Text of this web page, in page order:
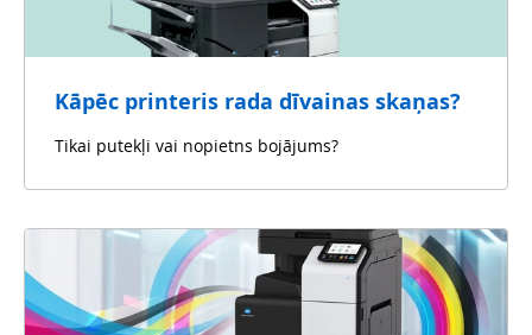
Kāpēc printeris rada dīvainas skaņas?
Tikai putekļi vai nopietns bojājums?